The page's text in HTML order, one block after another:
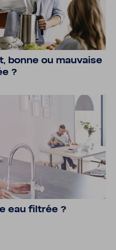
bonne ou mauvaise
?
eau filtrée ?